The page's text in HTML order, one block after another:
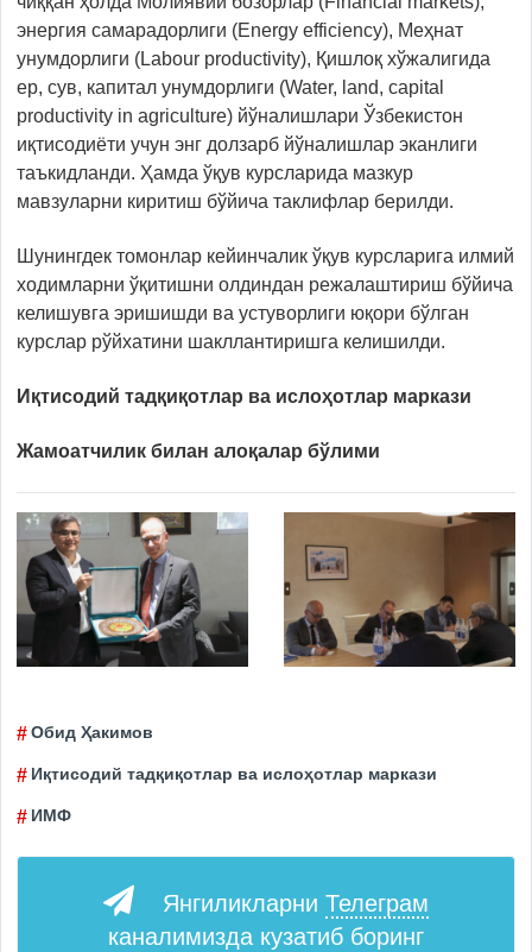
энергия самарадорлиги (Energy efficiency), Меҳнат
унумдорлиги (Labour productivity), Қишлоқ хўжалигида
ер, сув, капитал унумдорлиги (Water, land, capital
productivity in agriculture) йўналишлари Ўзбекистон
иқтисодиёти учун энг долзарб йўналишлар эканлиги
таъкидланди. Ҳамда ўқув курсларида мазкур
мавзуларни киритиш бўйича таклифлар берилди.
Шунингдек томонлар кейинчалик ўқув курсларига илмий
ходимларни ўқитишни олдиндан режалаштириш бўйича
келишувга эришишди ва устуворлиги юқори бўлган
курслар рўйхатини шакллантиришга келишилди.
Иқтисодий тадқиқотлар ва ислоҳотлар маркази
Жамоатчилик билан алоқалар бўлими
Обид Ҳакимов
Иқтисодий тадқиқотлар ва ислоҳотлар маркази
ИМФ
Янгиликларни Телеграм
каналимизда кузатиб боринг